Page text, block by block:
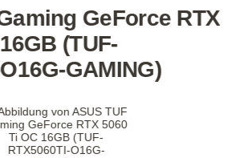
GeForce RTX
(TUF-
GAMING)